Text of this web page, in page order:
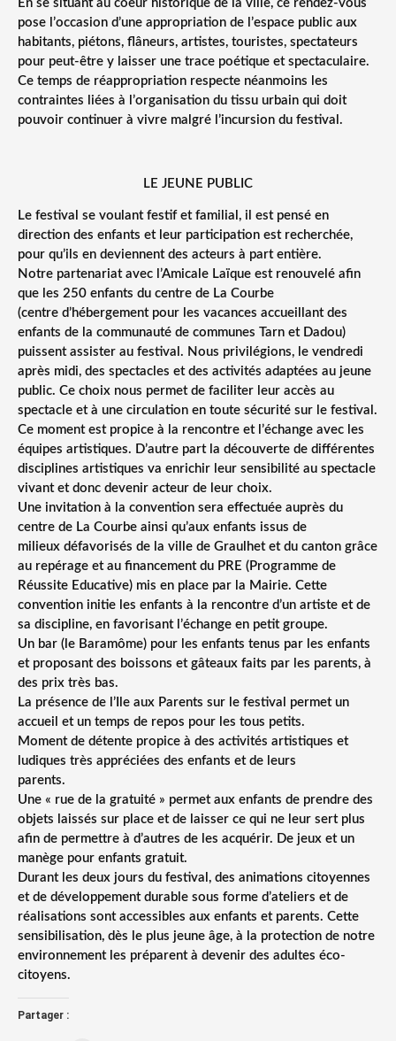
En se situant au coeur historique de la ville, ce rendez-vous
pose l’occasion d’une appropriation de l’espace public aux
habitants, piétons, flâneurs, artistes, touristes, spectateurs
pour peut-être y laisser une trace poétique et spectaculaire.
Ce temps de réappropriation respecte néanmoins les
contraintes liées à l’organisation du tissu urbain qui doit
pouvoir continuer à vivre malgré l’incursion du festival.
LE JEUNE PUBLIC
Le festival se voulant festif et familial, il est pensé en
direction des enfants et leur participation est recherchée,
pour qu’ils en deviennent des acteurs à part entière.
Notre partenariat avec l’Amicale Laïque est renouvelé afin
que les 250 enfants du centre de La Courbe
(centre d’hébergement pour les vacances accueillant des
enfants de la communauté de communes Tarn et Dadou)
puissent assister au festival. Nous privilégions, le vendredi
après midi, des spectacles et des activités adaptées au jeune
public. Ce choix nous permet de faciliter leur accès au
spectacle et à une circulation en toute sécurité sur le festival.
Ce moment est propice à la rencontre et l’échange avec les
équipes artistiques. D’autre part la découverte de différentes
disciplines artistiques va enrichir leur sensibilité au spectacle
vivant et donc devenir acteur de leur choix.
Une invitation à la convention sera effectuée auprès du
centre de La Courbe ainsi qu’aux enfants issus de
milieux défavorisés de la ville de Graulhet et du canton grâce
au repérage et au financement du PRE (Programme de
Réussite Educative) mis en place par la Mairie. Cette
convention initie les enfants à la rencontre d’un artiste et de
sa discipline, en favorisant l’échange en petit groupe.
Un bar (le Baramôme) pour les enfants tenus par les enfants
et proposant des boissons et gâteaux faits par les parents, à
des prix très bas.
La présence de l’Ile aux Parents sur le festival permet un
accueil et un temps de repos pour les tous petits.
Moment de détente propice à des activités artistiques et
ludiques très appréciées des enfants et de leurs
parents.
Une « rue de la gratuité » permet aux enfants de prendre des
objets laissés sur place et de laisser ce qui ne leur sert plus
afin de permettre à d’autres de les acquérir. De jeux et un
manège pour enfants gratuit.
Durant les deux jours du festival, des animations citoyennes
et de développement durable sous forme d’ateliers et de
réalisations sont accessibles aux enfants et parents. Cette
sensibilisation, dès le plus jeune âge, à la protection de notre
environnement les préparent à devenir des adultes éco-
citoyens.
Partager :